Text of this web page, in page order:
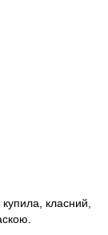
класний,